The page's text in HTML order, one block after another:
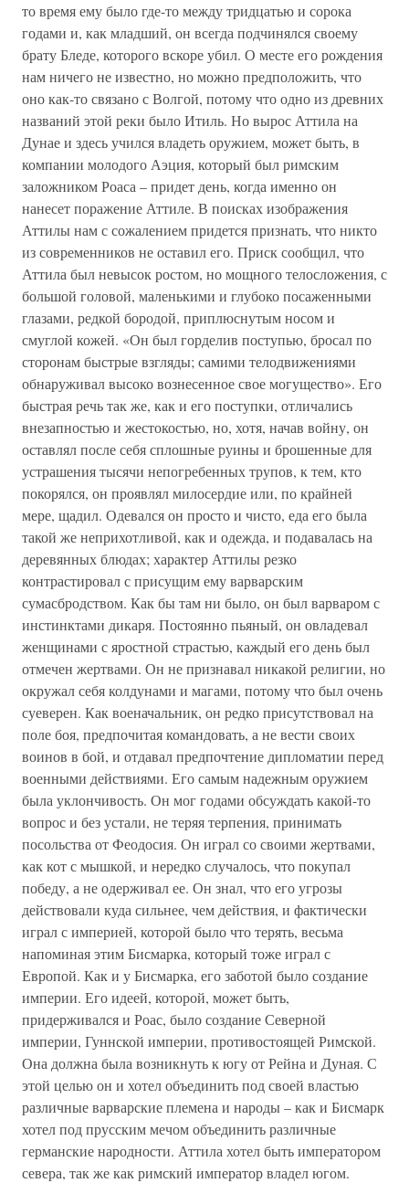
то время ему было где-то между тридцатью и сорока
годами и, как младший, он всегда подчинялся своему
брату Бледе, которого вскоре убил. О месте его рождения
нам ничего не известно, но можно предположить, что
оно как-то связано с Волгой, потому что одно из древних
названий этой реки было Итиль. Но вырос Аттила на
Дунае и здесь учился владеть оружием, может быть, в
компании молодого Аэция, который был римским
заложником Роаса – придет день, когда именно он
нанесет поражение Аттиле. В поисках изображения
Аттилы нам с сожалением придется признать, что никто
из современников не оставил его. Приск сообщил, что
Аттила был невысок ростом, но мощного телосложения, с
большой головой, маленькими и глубоко посаженными
глазами, редкой бородой, приплюснутым носом и
смуглой кожей. «Он был горделив поступью, бросал по
сторонам быстрые взгляды; самими телодвижениями
обнаруживал высоко вознесенное свое могущество». Его
быстрая речь так же, как и его поступки, отличались
внезапностью и жестокостью, но, хотя, начав войну, он
оставлял после себя сплошные руины и брошенные для
устрашения тысячи непогребенных трупов, к тем, кто
покорялся, он проявлял милосердие или, по крайней
мере, щадил. Одевался он просто и чисто, еда его была
такой же неприхотливой, как и одежда, и подавалась на
деревянных блюдах; характер Аттилы резко
контрастировал с присущим ему варварским
сумасбродством. Как бы там ни было, он был варваром с
инстинктами дикаря. Постоянно пьяный, он овладевал
женщинами с яростной страстью, каждый его день был
отмечен жертвами. Он не признавал никакой религии, но
окружал себя колдунами и магами, потому что был очень
суеверен. Как военачальник, он редко присутствовал на
поле боя, предпочитая командовать, а не вести своих
воинов в бой, и отдавал предпочтение дипломатии перед
военными действиями. Его самым надежным оружием
была уклончивость. Он мог годами обсуждать какой-то
вопрос и без устали, не теряя терпения, принимать
посольства от Феодосия. Он играл со своими жертвами,
как кот с мышкой, и нередко случалось, что покупал
победу, а не одерживал ее. Он знал, что его угрозы
действовали куда сильнее, чем действия, и фактически
играл с империей, которой было что терять, весьма
напоминая этим Бисмарка, который тоже играл с
Европой. Как и у Бисмарка, его заботой было создание
империи. Его идеей, которой, может быть,
придерживался и Роас, было создание Северной
империи, Гуннской империи, противостоящей Римской.
Она должна была возникнуть к югу от Рейна и Дуная. С
этой целью он и хотел объединить под своей властью
различные варварские племена и народы – как и Бисмарк
хотел под прусским мечом объединить различные
германские народности. Аттила хотел быть императором
севера, так же как римский император владел югом.